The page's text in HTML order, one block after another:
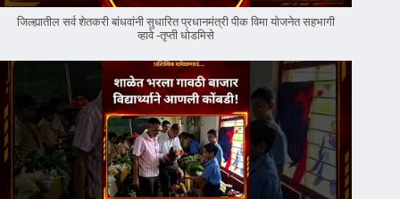
जिल्ह्यातील सर्व शेतकरी बांधवांनी सुधारित प्रधानमंत्री पीक विमा योजनेत सहभागी
व्हावे -तृप्ती धोडमिसे